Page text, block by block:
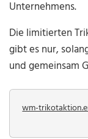
Unternehmens.
Die limitierten
gibt es nur,
und gemeinsam
wm-